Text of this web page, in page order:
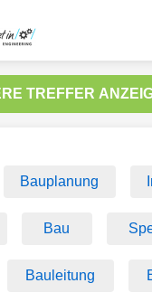
TREFFER
Bauplanung
Bau
Bauleitung